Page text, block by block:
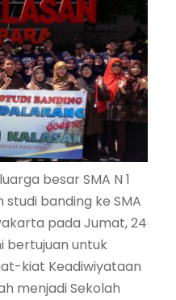
besar SMA N 1
banding ke SMA
pada Jumat, 24
bertujuan untuk
kiat Keadiwiyataan
menjadi Sekolah